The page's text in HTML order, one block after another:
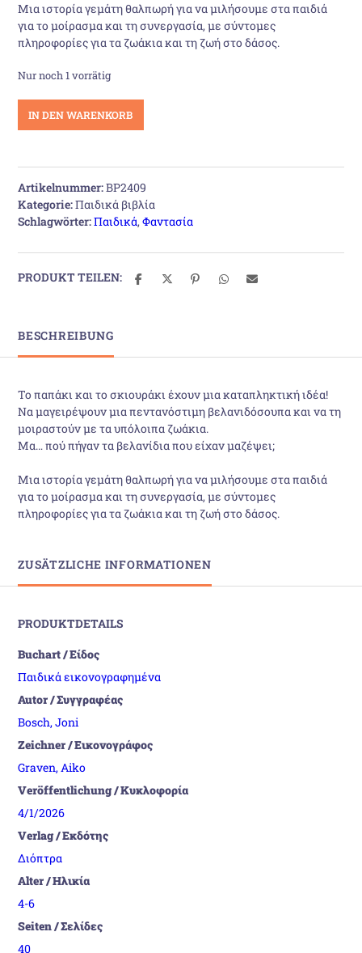
Μια ιστορία γεμάτη θαλπωρή για να μιλήσουμε στα παιδιά
για το μοίρασμα και τη συνεργασία, με σύντομες
πληροφορίες για τα ζωάκια και τη ζωή στο δάσος.
Nur noch 1 vorrätig
παπάκι
βελανιδόσουπα
Menge
IN DEN WARENKORB
Artikelnummer:BP2409
Kategorie:Παιδικά βιβλία
Schlagwörter:Παιδικά,Φαντασία
PRODUKT TEILEN:
BESCHREIBUNG
Το παπάκι και το σκιουράκι έχουν μια καταπληκτική ιδέα!
Να μαγειρέψουν μια πεντανόστιμη βελανιδόσουπα και να τη
μοιραστούν με τα υπόλοιπα ζωάκια.
Μα… πού πήγαν τα βελανίδια που είχαν μαζέψει;
Μια ιστορία γεμάτη θαλπωρή για να μιλήσουμε στα παιδιά
για το μοίρασμα και τη συνεργασία, με σύντομες
πληροφορίες για τα ζωάκια και τη ζωή στο δάσος.
ZUSÄTZLICHE INFORMATIONEN
PRODUKTDETAILS
Buchart / Είδος
Παιδικά εικονογραφημένα
Autor / Συγγραφέας
Bosch, Joni
Zeichner / Εικονογράφος
Graven, Aiko
Veröffentlichung / Κυκλοφορία
4/1/2026
Verlag / Εκδότης
Διόπτρα
Alter / Ηλικία
4-6
Seiten / Σελίδες
40